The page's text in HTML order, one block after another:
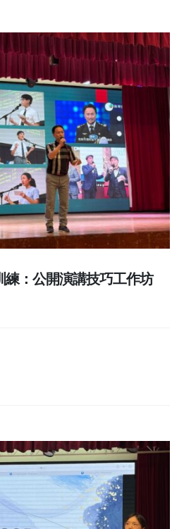
練：公開演講技巧工作坊